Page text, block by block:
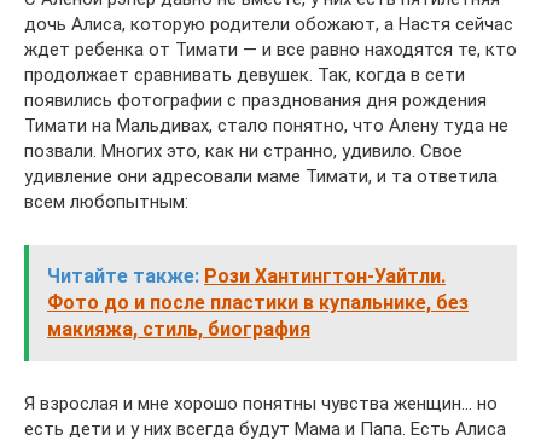
дочь Алиса, которую родители обожают, а Настя сейчас
ждет ребенка от Тимати — и все равно находятся те, кто
продолжает сравнивать девушек. Так, когда в сети
появились фотографии с празднования дня рождения
Тимати на Мальдивах, стало понятно, что Алену туда не
позвали. Многих это, как ни странно, удивило. Свое
удивление они адресовали маме Тимати, и та ответила
всем любопытным:
Читайте также: Рози Хантингтон-Уайтли.
Фото до и после пластики в купальнике, без
макияжа, стиль, биография
Я взрослая и мне хорошо понятны чувства женщин… но
есть дети и у них всегда будут Мама и Папа. Есть Алиса